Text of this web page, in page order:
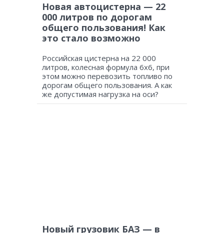
Новая автоцистерна — 22
000 литров по дорогам
общего пользования! Как
это стало возможно
Российская цистерна на 22 000
литров, колесная формула 6х6, при
этом можно перевозить топливо по
дорогам общего пользования. А как
же допустимая нагрузка на оси?
Новый грузовик БАЗ — в